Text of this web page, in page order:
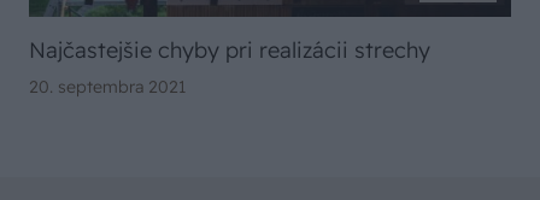
Najčastejšie chyby pri realizácii strechy
20. septembra 2021